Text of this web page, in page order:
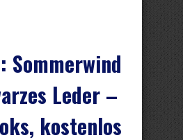
Sommerwind
Leder –
kostenlos